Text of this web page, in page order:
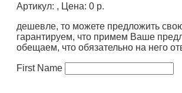
Артикул: , Цена: 0 р.
дешевле, то можете предложить
гарантируем, что примем Ваше
обещаем, что обязательно на него
First Name